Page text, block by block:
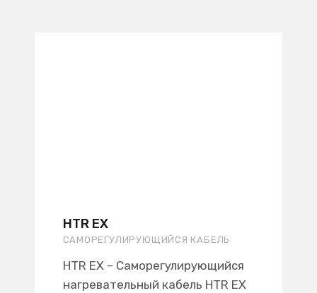
HTR EX
САМОРЕГУЛИРУЮЩИЙСЯ КАБЕЛЬ
HTR EX – Саморегулирующийся
нагревательный кабель HTR EX